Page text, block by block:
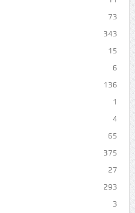
73
343
15
6
136
1
4
65
375
27
293
3